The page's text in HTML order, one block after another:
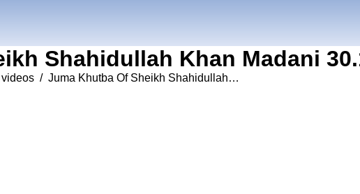
Shahidullah Khan Madani
videos Juma Khutba Of Sheikh Shahidullah…